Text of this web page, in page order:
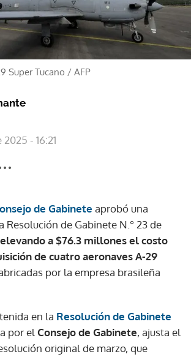
Super Tucano / AFP
- 16:21
de Gabinete aprobó una
Resolución de Gabinete N.° 23 de
elevando a $76.3 millones el costo
de cuatro aeronaves A-29
por la empresa brasileña
en la Resolución de Gabinete
por el Consejo de Gabinete, ajusta el
original de marzo, que